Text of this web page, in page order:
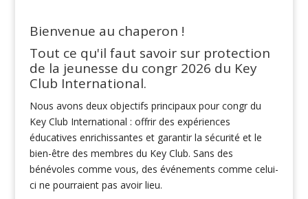
Bienvenue au chaperon !
Tout ce qu'il faut savoir sur protection
de la jeunesse du congr 2026 du Key
Club International.
Nous avons deux objectifs principaux pour congr du
Key Club International : offrir des expériences
éducatives enrichissantes et garantir la sécurité et le
bien-être des membres du Key Club. Sans des
bénévoles comme vous, des événements comme celui-
ci ne pourraient pas avoir lieu.